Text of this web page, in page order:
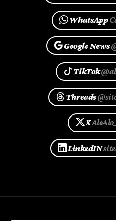
WhatsApp
Google News
TikTok
Threads
X
LinkedIN